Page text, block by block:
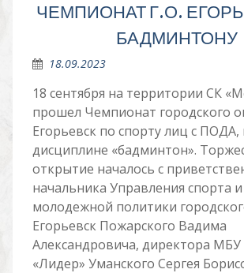
ЧЕМПИОНАТ Г.О.
БАДМИНТОНУ
18.09.2023
18 сентября на территории СК
прошел Чемпионат городского
Егорьевск по спорту лиц с ПОДА,
дисциплине «бадминтон».
открытие началось с
начальника Управления спорта и
молодежной политики
Егорьевск Пожарского Вадима
Александровича, директора
«Лидер» Уманского Сергея